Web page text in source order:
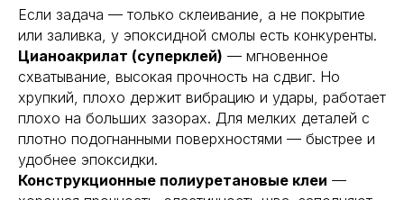
Если задача — только склеивание, а не покрытие
или заливка, у эпоксидной смолы есть конкуренты.
Цианоакрилат (суперклей) — мгновенное
схватывание, высокая прочность на сдвиг. Но
хрупкий, плохо держит вибрацию и удары, работает
плохо на больших зазорах. Для мелких деталей с
плотно подогнанными поверхностями — быстрее и
удобнее эпоксидки.
Конструкционные полиуретановые клеи —